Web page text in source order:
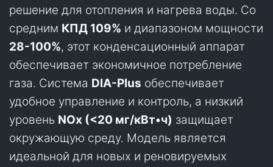
решение для отопления и нагрева воды. Со
средним КПД 109% и диапазоном мощности
28-100%, этот конденсационный аппарат
обеспечивает экономичное потребление
газа. Система DIA-Plus обеспечивает
удобное управление и контроль, а низкий
уровень NOx (<20 мг/кВт•ч) защищает
окружающую среду. Модель является
идеальной для новых и реновируемых